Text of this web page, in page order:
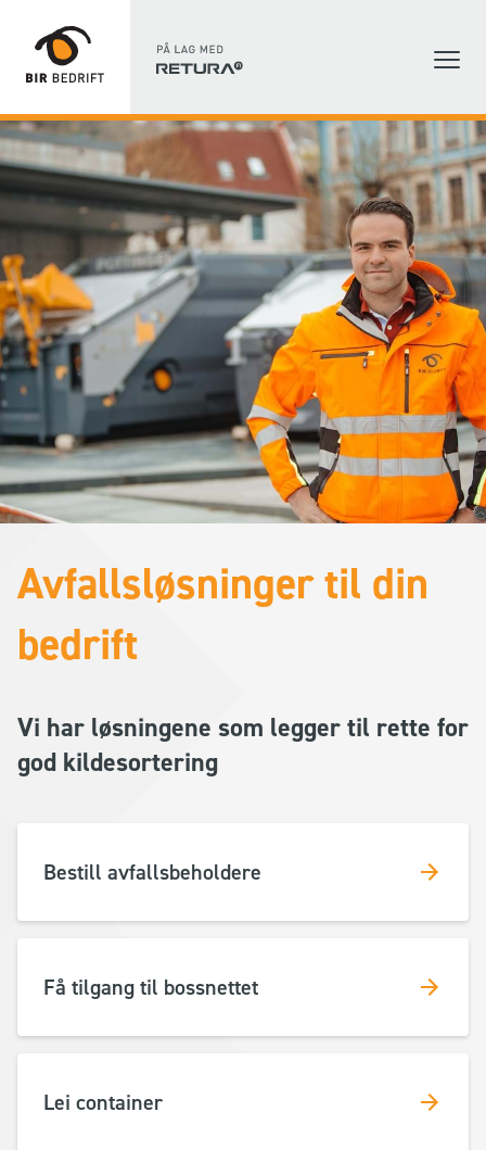
Avfallsløsninger til din
bedrift
Vi har løsningene som legger til rette for
god kildesortering
Bestill avfallsbeholdere
Få tilgang til bossnettet
Lei container